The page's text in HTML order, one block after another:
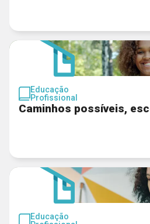
Educação
Profissional
Caminhos possíveis,
Educação